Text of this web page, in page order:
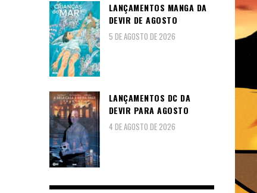
LANÇAMENTOS MANGA DA
DEVIR DE AGOSTO
5 DE AGOSTO DE 2026
LANÇAMENTOS DC DA
DEVIR PARA AGOSTO
4 DE AGOSTO DE 2026